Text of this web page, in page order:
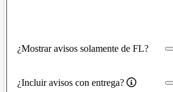
¿Mostrar avisos solamente de FL?
¿Incluir avisos con entrega?